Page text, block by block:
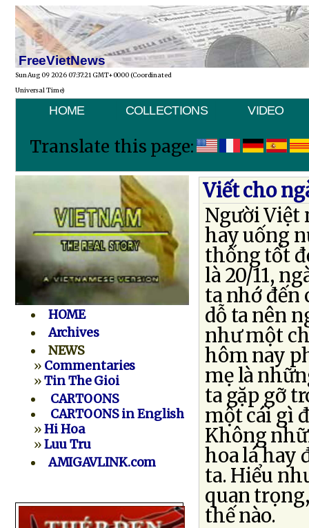
FreeVietNews
Sun Aug 09 2026 07:37:21 GMT+0000 (Coordinated
Universal Time)
HOME COLLECTIONS VIDEO
Translate this page:
HOME
Archives
NEWS
» Commentaries
»Tin The Gioi
CARTOONS
CARTOONS in English
»Hi Hoa
»Luu Tru
AMIGAVLINK.com
Viết cho
Người Việt
hay uống
thống tốt
là 20/11,
ta nhớ đến
dỗ ta nên
như một
hôm nay
mẹ là
ta gặp gỡ
một cái gì
Không
hoa lá hay
ta. Hiểu
quan
thế nào.